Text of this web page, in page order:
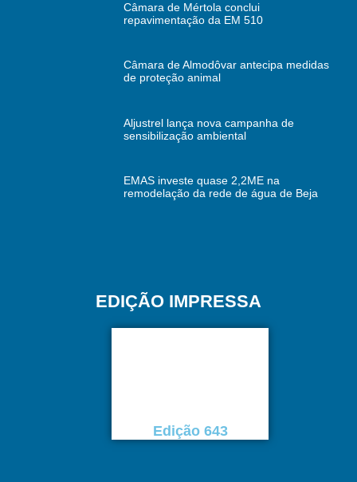
Câmara de Mértola conclui
repavimentação da EM 510
Câmara de Almodôvar antecipa medidas
de proteção animal
Aljustrel lança nova campanha de
sensibilização ambiental
EMAS investe quase 2,2ME na
remodelação da rede de água de Beja
EDIÇÃO IMPRESSA
Edição 643